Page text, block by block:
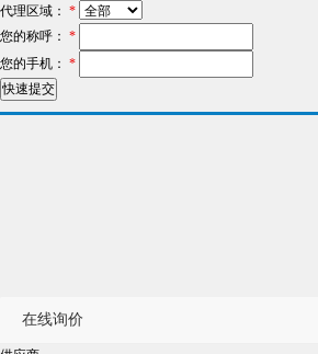
代理区域： *
您的称呼： *
您的手机： *
在线询价